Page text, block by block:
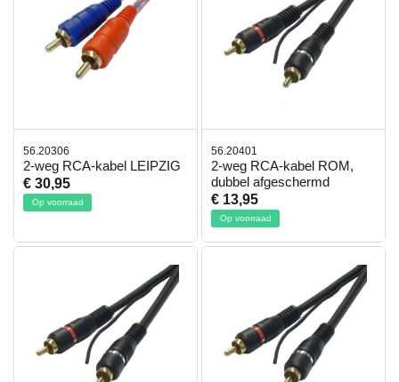
56.20306
2-weg RCA-kabel LEIPZIG
€ 30,95
Op voorraad
56.20401
2-weg RCA-kabel ROM,
dubbel afgeschermd
€ 13,95
Op voorraad